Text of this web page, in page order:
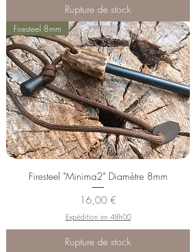
Rupture de stock
Firesteel 8mm
Firesteel "Minima2" Diamètre 8mm
Prix
16,00 €
Expédition en 48h00
Rupture de stock